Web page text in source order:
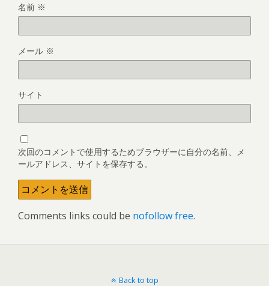
名前 ※
メール ※
サイト
次回のコメントで使用するためブラウザーに自分の名前、メ
ールアドレス、サイトを保存する。
Comments links could be nofollow free.
Back to top